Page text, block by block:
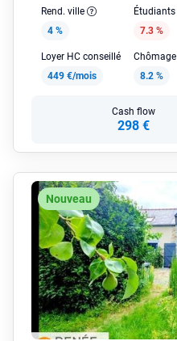
Rend. ville
4 %
Étudiants
7.3 %
Loyer HC conseillé
449 €/mois
Chômage
8.2 %
Cash flow
298 €
Nouveau